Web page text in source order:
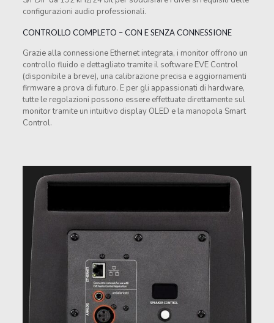
configurazioni audio professionali.
CONTROLLO COMPLETO – CON E SENZA CONNESSIONE
Grazie alla connessione Ethernet integrata, i monitor offrono un
controllo fluido e dettagliato tramite il software EVE Control
(disponibile a breve), una calibrazione precisa e aggiornamenti
firmware a prova di futuro. E per gli appassionati di hardware,
tutte le regolazioni possono essere effettuate direttamente sul
monitor tramite un intuitivo display OLED e la manopola Smart
Control.